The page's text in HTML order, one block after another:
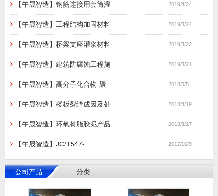
【午晟智造】钢筋连接用套筒灌 2019/4/24
【午晟智造】工程结构加固材料 2019/3/24
【午晟智造】桥梁支座灌浆材料 2019/3/22
【午晟智造】建筑防腐蚀工程施 2019/3/21
【午晟智造】高分子化合物-聚 2018/5/5
【午晟智造】楼板裂缝成因及处 2018/4/19
【午晟智造】环氧树脂胶泥产品 2018/3/27
【午晟智造】JC/T547- 2017/10/9
公司产品 分类